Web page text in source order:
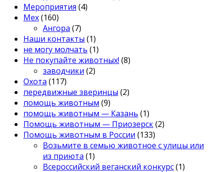
Мероприятия (4)
Мех(160)
Ангора (7)
Наши контакты (1)
не могу молчать (1)
Не покупайте животных! (8)
заводчики (2)
Охота (117)
передвижные зверинцы (2)
помощь животным (9)
помощь животным — Казань (1)
Помощь животным — Приозерск(2)
Помощь животным в России (133)
Возьмите в семью животное с улицы или
из приюта (1)
Всероссийский веганский конкурс(1)